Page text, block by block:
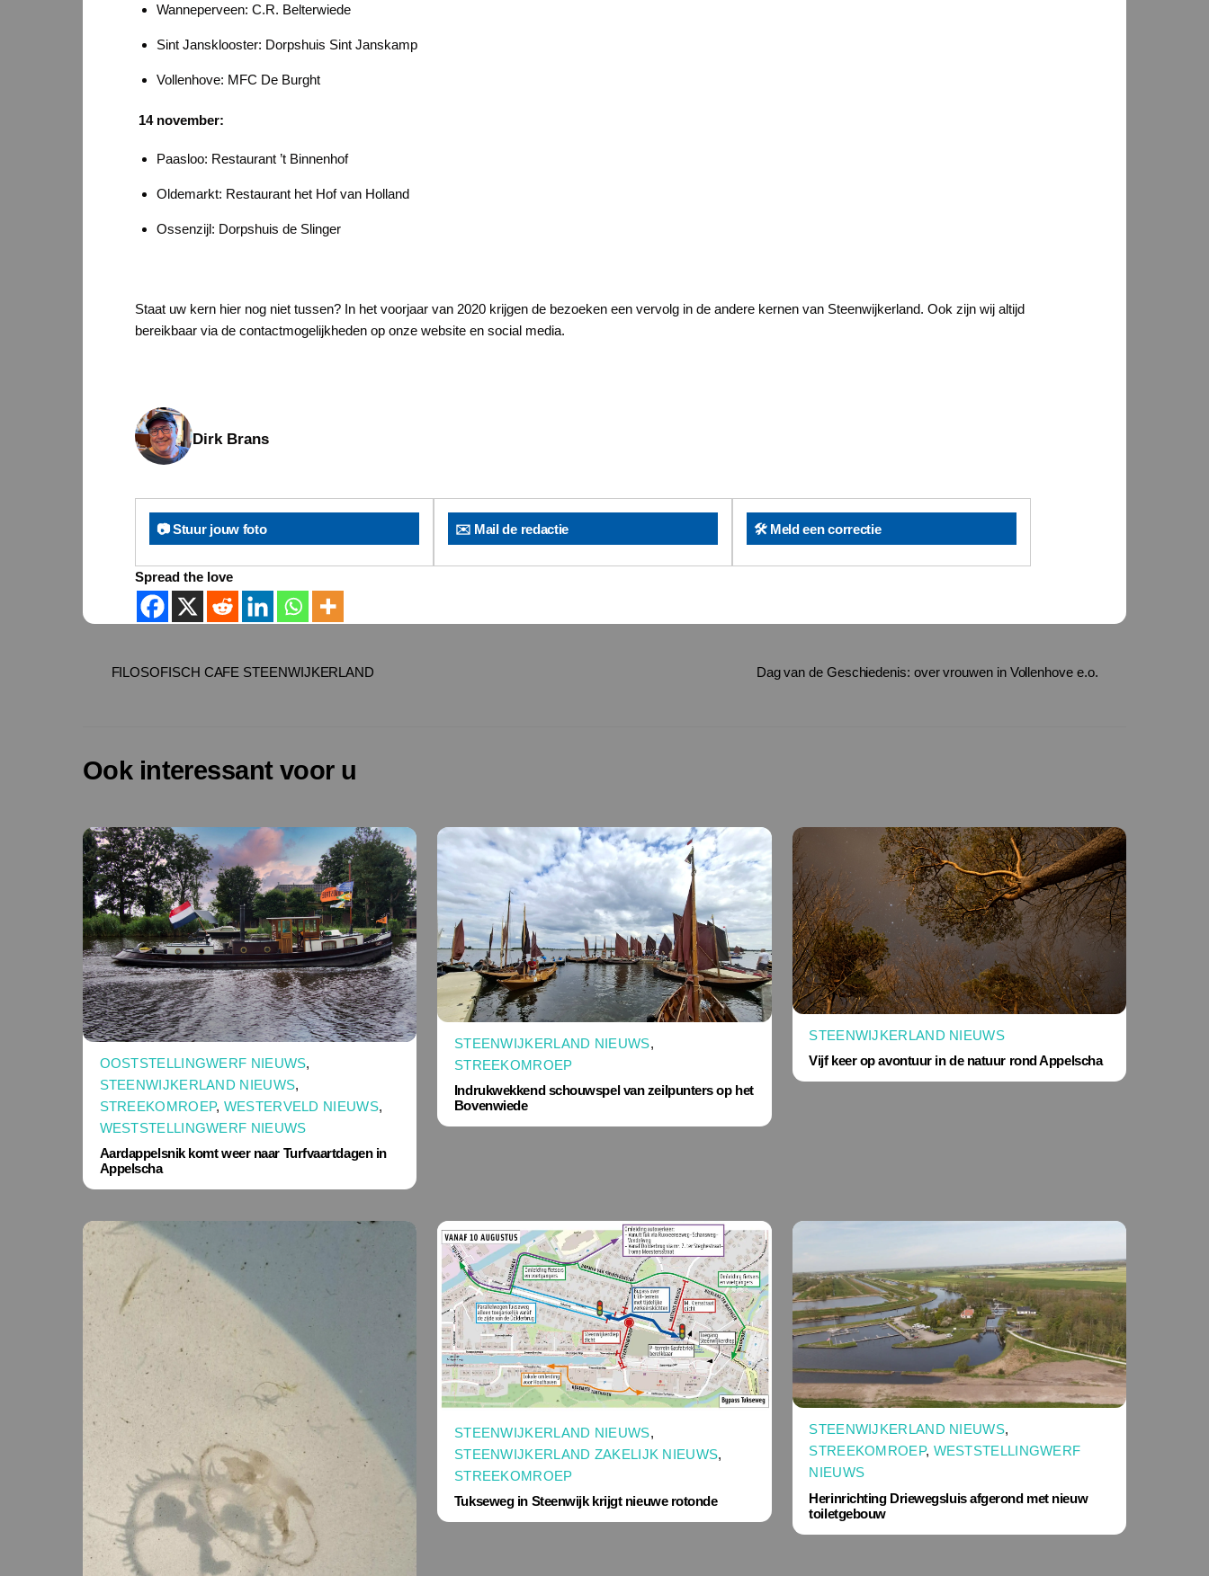
Wanneperveen: C.R. Belterwiede
Sint Jansklooster: Dorpshuis Sint Janskamp
Vollenhove: MFC De Burght
14 november:
Paasloo: Restaurant ’t Binnenhof
Oldemarkt: Restaurant het Hof van Holland
Ossenzijl: Dorpshuis de Slinger
Staat uw kern hier nog niet tussen? In het voorjaar van 2020 krijgen de bezoeken een vervolg in de andere kernen van Steenwijkerland. Ook zijn wij altijd
bereikbaar via de contactmogelijkheden op onze website en social media.
Dirk Brans
📷 Stuur jouw foto ✉️ Mail de redactie 🛠️ Meld een correctie
Spread the love
FILOSOFISCH CAFE STEENWIJKERLAND Dag van de Geschiedenis: over vrouwen in Vollenhove e.o.
Ook interessant voor u
OOSTSTELLINGWERF NIEUWS,
STEENWIJKERLAND NIEUWS,
STREEKOMROEP, WESTERVELD NIEUWS,
WESTSTELLINGWERF NIEUWS
Aardappelsnik komt weer naar Turfvaartdagen in
Appelscha
STEENWIJKERLAND NIEUWS,
STREEKOMROEP
Indrukwekkend schouwspel van zeilpunters op het
Bovenwiede
STEENWIJKERLAND NIEUWS
Vijf keer op avontuur in de natuur rond Appelscha
STEENWIJKERLAND NIEUWS,
STEENWIJKERLAND ZAKELIJK NIEUWS,
STREEKOMROEP
Tukseweg in Steenwijk krijgt nieuwe rotonde
STEENWIJKERLAND NIEUWS,
STREEKOMROEP, WESTSTELLINGWERF
NIEUWS
Herinrichting Driewegsluis afgerond met nieuw
toiletgebouw